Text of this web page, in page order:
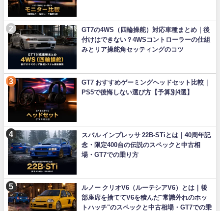
GT7の4WS（四輪操舵）対応車種まとめ｜後
付けはできない？4WSコントローラーの仕組
みとリア操舵角セッティングのコツ
GT7 おすすめゲーミングヘッドセット比較｜
PS5で後悔しない選び方【予算別4選】
スバル インプレッサ 22B-STiとは｜40周年記
念・限定400台の伝説のスペックと中古相
場・GT7での乗り方
ルノー クリオV6（ルーテシアV6）とは｜後
部座席を捨ててV6を積んだ"常識外れのホッ
トハッチ"のスペックと中古相場・GT7での乗